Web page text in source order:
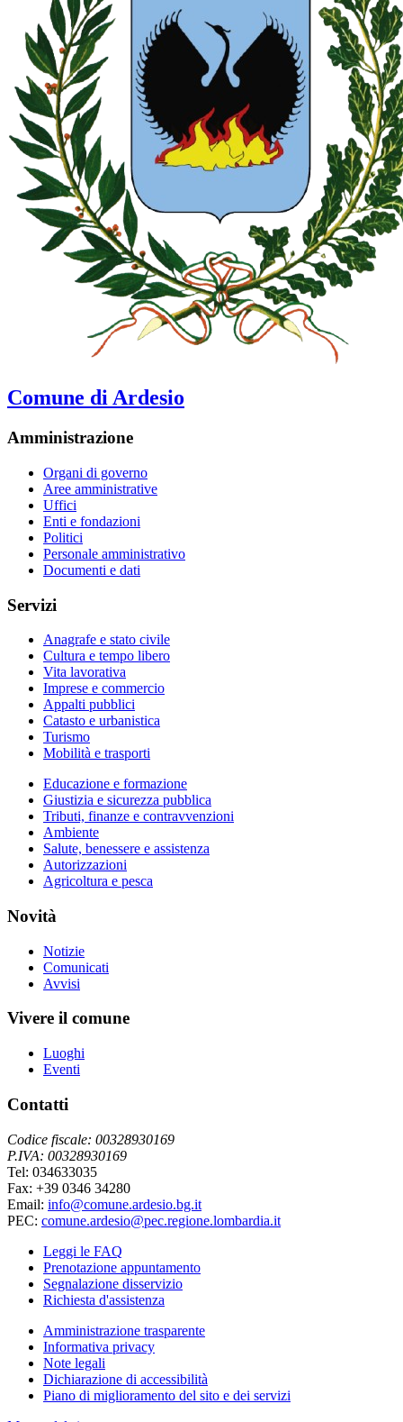
Comune di Ardesio
Amministrazione
Organi di governo
Aree amministrative
Uffici
Enti e fondazioni
Politici
Personale amministrativo
Documenti e dati
Servizi
Anagrafe e stato civile
Cultura e tempo libero
Vita lavorativa
Imprese e commercio
Appalti pubblici
Catasto e urbanistica
Turismo
Mobilità e trasporti
Educazione e formazione
Giustizia e sicurezza pubblica
Tributi, finanze e contravvenzioni
Ambiente
Salute, benessere e assistenza
Autorizzazioni
Agricoltura e pesca
Novità
Notizie
Comunicati
Avvisi
Vivere il comune
Luoghi
Eventi
Contatti
Codice fiscale: 00328930169
P.IVA: 00328930169
Tel: 034633035
Fax: +39 0346 34280
Email: info@comune.ardesio.bg.it
PEC: comune.ardesio@pec.regione.lombardia.it
Leggi le FAQ
Prenotazione appuntamento
Segnalazione disservizio
Richiesta d'assistenza
Amministrazione trasparente
Informativa privacy
Note legali
Dichiarazione di accessibilità
Piano di miglioramento del sito e dei servizi